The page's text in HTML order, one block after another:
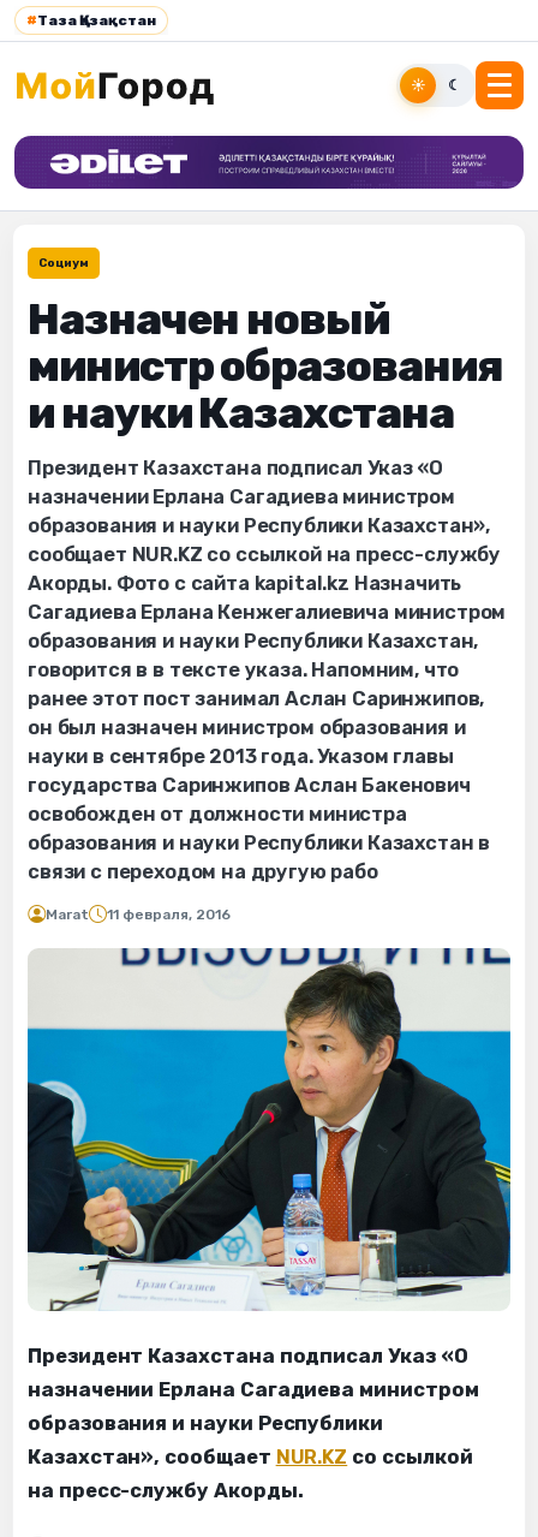
#Таза Қазақстан
☀ ☾
Социум
Назначен новый
министр образования
и науки Казахстана
Президент Казахстана подписал Указ «О
назначении Ерлана Сагадиева министром
образования и науки Республики Казахстан»,
сообщает NUR.KZ со ссылкой на пресс-службу
Акорды. Фото с сайта kapital.kz Назначить
Сагадиева Ерлана Кенжегалиевича министром
образования и науки Республики Казахстан,
говорится в в тексте указа. Напомним, что
ранее этот пост занимал Аслан Саринжипов,
он был назначен министром образования и
науки в сентябре 2013 года. Указом главы
государства Саринжипов Аслан Бакенович
освобожден от должности министра
образования и науки Республики Казахстан в
связи с переходом на другую рабо
Marat 11 февраля, 2016
Президент Казахстана подписал Указ «О
назначении Ерлана Сагадиева министром
образования и науки Республики
Казахстан», сообщает NUR.KZ со ссылкой
на пресс-службу Акорды.